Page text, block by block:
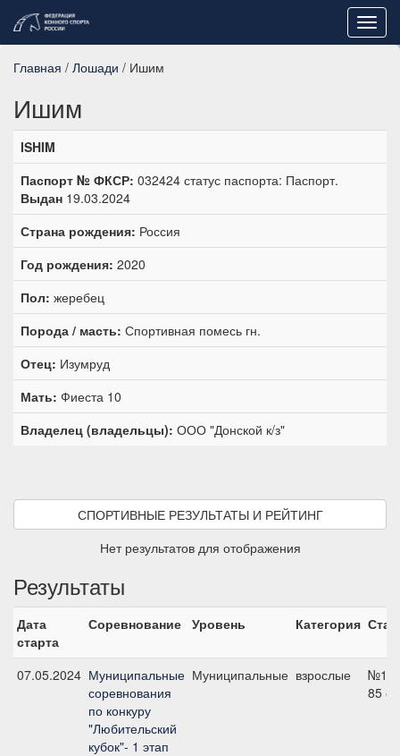
Главная / Лошади / Ишим
Ишим
ISHIM
Паспорт № ФКСР: 032424 статус паспорта: Паспорт.
Выдан 19.03.2024
Страна рождения: Россия
Год рождения: 2020
Пол: жеребец
Порода / масть: Спортивная помесь гн.
Отец: Изумруд
Мать: Фиеста 10
Владелец (владельцы): ООО "Донской к/з"
СПОРТИВНЫЕ РЕЗУЛЬТАТЫ И РЕЙТИНГ
Нет результатов для отображения
Результаты
Дата
старта
Соревнование Уровень Категория
07.05.2024 Муниципальные
соревнования
по конкуру
"Любительский
кубок"- 1 этап
Муниципальные взрослые
№1А,
85 см